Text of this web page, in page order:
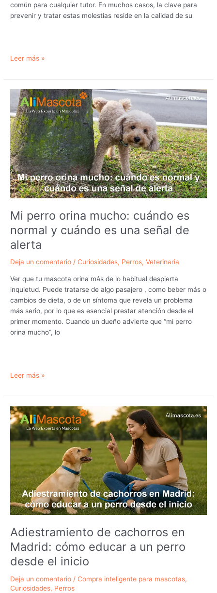
común para cualquier tutor. En muchos casos, la clave para
prevenir y tratar estas molestias reside en la calidad de su
Salud
en
perros:
guía
para
entender
y
cuidar
su
bienestar
estomacal
Leer más »
Mi perro orina mucho: cuándo es
normal y cuándo es una señal de
alerta
Deja un comentario / Curiosidades, Perros,Veterinaria
Ver que tu mascota orina más de lo habitual despierta
inquietud. Puede tratarse de algo pasajero , como beber más o
cambios de dieta, o de un síntoma que revela un problema
más serio, por lo que es esencial prestar atención desde el
primer momento. Cuando un dueño advierte que “mi perro
orina mucho”, lo
Mi
orina
mucho:
cuándo
es
normal
es
una
señal
de
alerta
Leer más »
Adiestramiento de cachorros en
Madrid: cómo educar a un perro
desde el inicio
Deja un comentario / Compra inteligente para mascotas,
Curiosidades, Perros